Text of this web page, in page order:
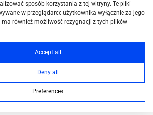
sposób korzystania z tej witryny. Te pliki
w przeglądarce użytkownika wyłącznie za jego
ma również możliwość rezygnacji z tych plików
Accept all
Deny all
Preferences